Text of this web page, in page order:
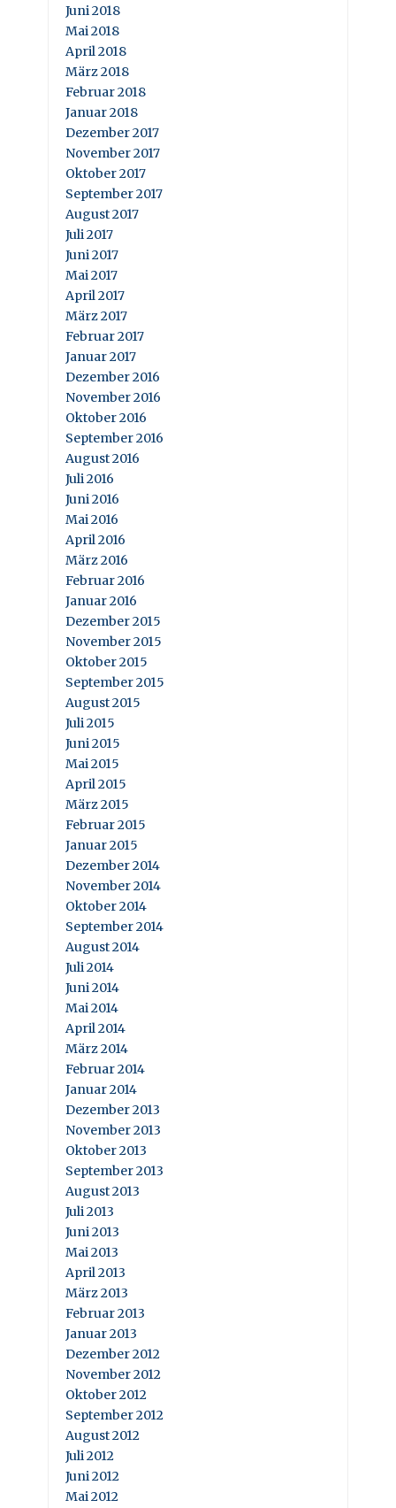
Juni 2018
Mai 2018
April 2018
März 2018
Februar 2018
Januar 2018
Dezember 2017
November 2017
Oktober 2017
September 2017
August 2017
Juli 2017
Juni 2017
Mai 2017
April 2017
März 2017
Februar 2017
Januar 2017
Dezember 2016
November 2016
Oktober 2016
September 2016
August 2016
Juli 2016
Juni 2016
Mai 2016
April 2016
März 2016
Februar 2016
Januar 2016
Dezember 2015
November 2015
Oktober 2015
September 2015
August 2015
Juli 2015
Juni 2015
Mai 2015
April 2015
März 2015
Februar 2015
Januar 2015
Dezember 2014
November 2014
Oktober 2014
September 2014
August 2014
Juli 2014
Juni 2014
Mai 2014
April 2014
März 2014
Februar 2014
Januar 2014
Dezember 2013
November 2013
Oktober 2013
September 2013
August 2013
Juli 2013
Juni 2013
Mai 2013
April 2013
März 2013
Februar 2013
Januar 2013
Dezember 2012
November 2012
Oktober 2012
September 2012
August 2012
Juli 2012
Juni 2012
Mai 2012